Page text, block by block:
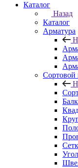
Каталог
Назад
Каталог
Арматура
Сортовой